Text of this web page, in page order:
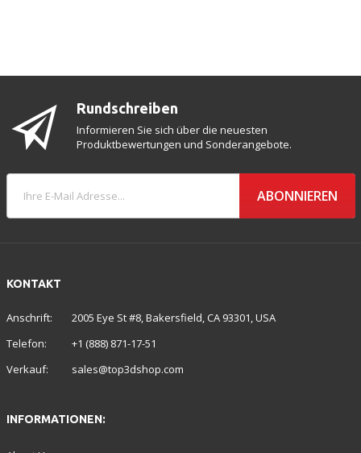
KONTAKT
Anschrift:
2005 Eye St #8, Bakersfield, CA 93301, USA
Telefon:
+1 (888) 871-17-51
Verkauf:
sales@top3dshop.com
Rundschreiben
Informieren Sie sich über die neuesten
Produktbewertungen und Sonderangebote.
ABONNIEREN
INFORMATIONEN: